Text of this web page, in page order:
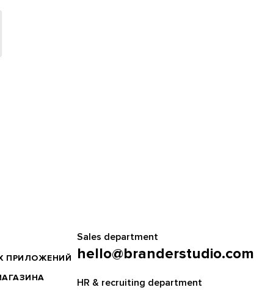
ПРИЛОЖЕНИЙ
Sales department
hello@branderstudio.com
HR & recruiting department